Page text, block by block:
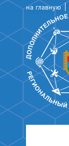
на главную